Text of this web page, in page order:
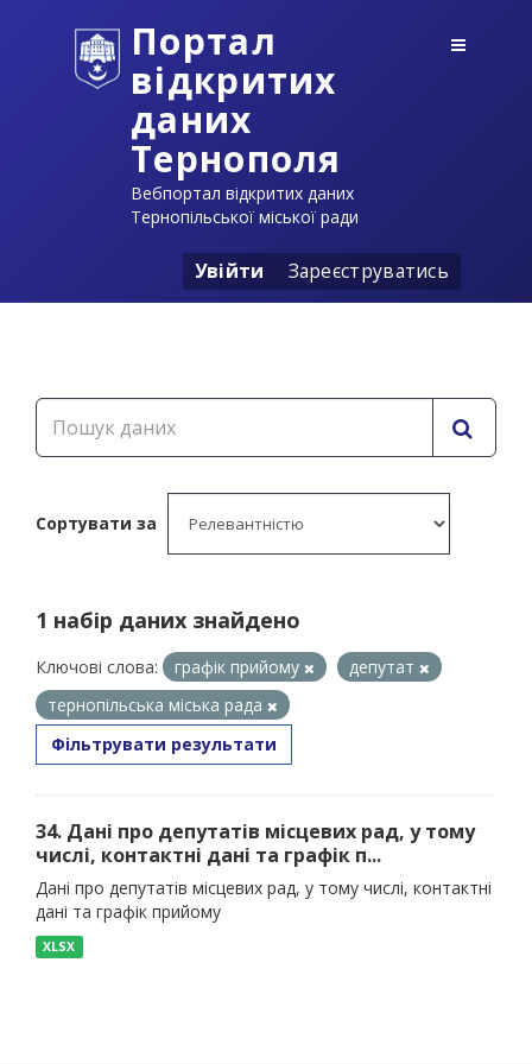
Портал
відкритих
даних
Тернополя
Вебпортал відкритих даних
Тернопільської міської ради
Увійти Зареєструватись
Сортувати за
1 набір даних знайдено
Ключові слова: графік прийому
депутат
тернопільська міська рада
Фільтрувати результати
34. Дані про депутатів місцевих рад, у тому
числі, контактні дані та графік п...
Дані про депутатів місцевих рад, у тому числі, контактні
дані та графік прийому
XLSX